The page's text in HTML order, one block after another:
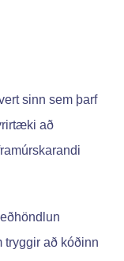
sinn sem þarf
að
tryggir að kóðinn